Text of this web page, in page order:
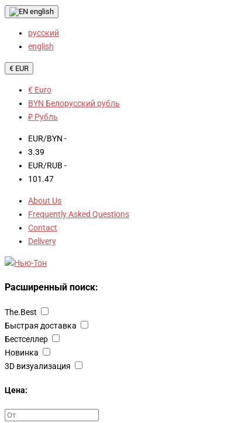
english
русский
english
€ EUR
€ Euro
BYN Белорусский рубль
₽ Рубль
EUR/BYN -
3.39
EUR/RUB -
101.47
About Us
Frequently Asked Questions
Contact
Delivery
Расширенный поиск:
The.Best
Быстрая доставка
Бестселлер
Новинка
3D визуализация
Цена: